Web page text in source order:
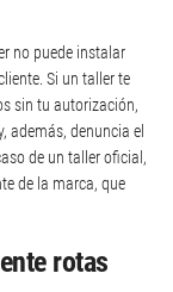
no puede instalar
Si un taller te
sin tu autorización,
además, denuncia el
de un taller oficial,
de la marca, que
rotas